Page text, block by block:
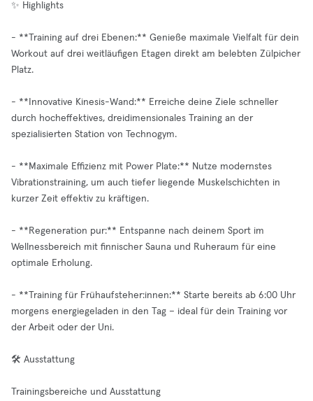
✨ Highlights
- **Training auf drei Ebenen:** Genieße maximale Vielfalt für dein
Workout auf drei weitläufigen Etagen direkt am belebten Zülpicher
Platz.
- **Innovative Kinesis-Wand:** Erreiche deine Ziele schneller
durch hocheffektives, dreidimensionales Training an der
spezialisierten Station von Technogym.
- **Maximale Effizienz mit Power Plate:** Nutze modernstes
Vibrationstraining, um auch tiefer liegende Muskelschichten in
kurzer Zeit effektiv zu kräftigen.
- **Regeneration pur:** Entspanne nach deinem Sport im
Wellnessbereich mit finnischer Sauna und Ruheraum für eine
optimale Erholung.
- **Training für Frühaufsteher:innen:** Starte bereits ab 6:00 Uhr
morgens energiegeladen in den Tag – ideal für dein Training vor
der Arbeit oder der Uni.
🛠️ Ausstattung
Trainingsbereiche und Ausstattung